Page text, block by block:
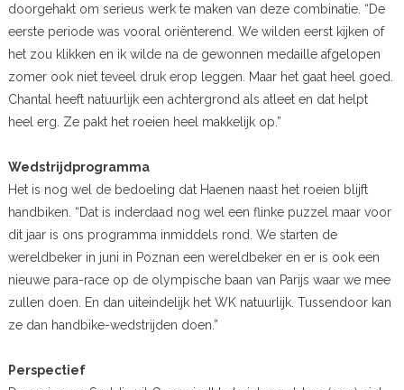
doorgehakt om serieus werk te maken van deze combinatie. “De
eerste periode was vooral oriënterend. We wilden eerst kijken of
het zou klikken en ik wilde na de gewonnen medaille afgelopen
zomer ook niet teveel druk erop leggen. Maar het gaat heel goed.
Chantal heeft natuurlijk een achtergrond als atleet en dat helpt
heel erg. Ze pakt het roeien heel makkelijk op.”
Wedstrijdprogramma
Het is nog wel de bedoeling dat Haenen naast het roeien blijft
handbiken. “Dat is inderdaad nog wel een flinke puzzel maar voor
dit jaar is ons programma inmiddels rond. We starten de
wereldbeker in juni in Poznan een wereldbeker en er is ook een
nieuwe para-race op de olympische baan van Parijs waar we mee
zullen doen. En dan uiteindelijk het WK natuurlijk. Tussendoor kan
ze dan handbike-wedstrijden doen.”
Perspectief